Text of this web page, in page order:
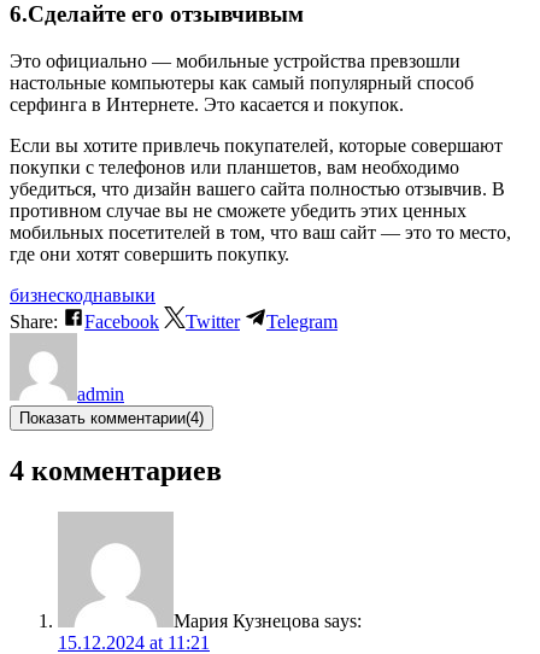
6.Сделайте его отзывчивым
Это официально — мобильные устройства превзошли
настольные компьютеры как самый популярный способ
серфинга в Интернете. Это касается и покупок.
Если вы хотите привлечь покупателей, которые совершают
покупки с телефонов или планшетов, вам необходимо
убедиться, что дизайн вашего сайта полностью отзывчив. В
противном случае вы не сможете убедить этих ценных
мобильных посетителей в том, что ваш сайт — это то место,
где они хотят совершить покупку.
бизнескоднавыки
Share:
Facebook Twitter Telegram
admin
Показать комментарии(4)
4 комментариев
Мария Кузнецова says:
15.12.2024 at 11:21